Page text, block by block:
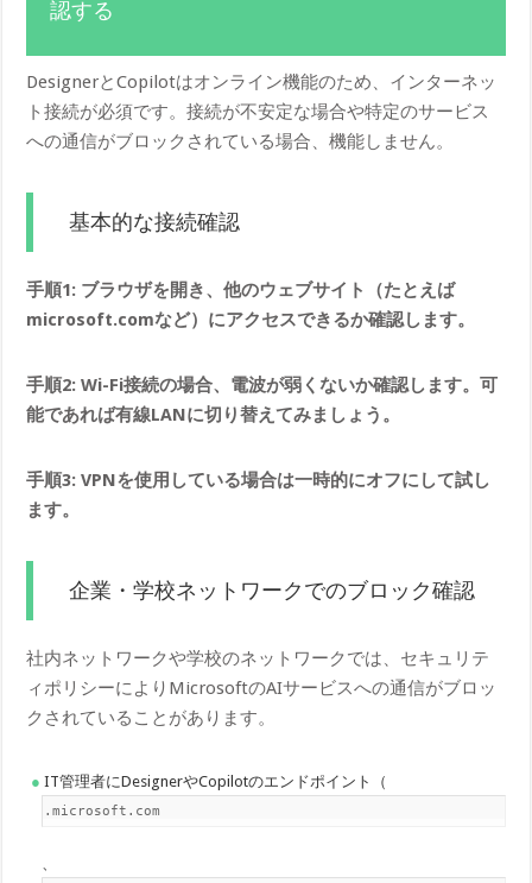
認する
DesignerとCopilotはオンライン機能のため、インターネッ
ト接続が必須です。接続が不安定な場合や特定のサービス
への通信がブロックされている場合、機能しません。
基本的な接続確認
手順1: ブラウザを開き、他のウェブサイト（たとえば
microsoft.comなど）にアクセスできるか確認します。
手順2: Wi-Fi接続の場合、電波が弱くないか確認します。可
能であれば有線LANに切り替えてみましょう。
手順3: VPNを使用している場合は一時的にオフにして試し
ます。
企業・学校ネットワークでのブロック確認
社内ネットワークや学校のネットワークでは、セキュリテ
ィポリシーによりMicrosoftのAIサービスへの通信がブロッ
クされていることがあります。
IT管理者にDesignerやCopilotのエンドポイント（
*.microsoft.com